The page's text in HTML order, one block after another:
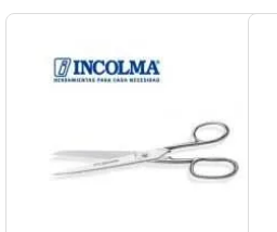
MODELO:
PROCEDENCIA: